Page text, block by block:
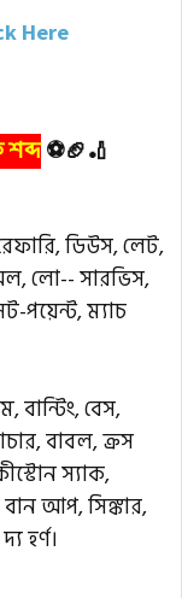
Here
শব্দ⚽🏈🏏
ডিউস, লেট,
লো-- সারভিস,
পয়েন্ট, ম্যাচ
বান্টিং, বেস,
বাবল, ক্রস
স্যাক,
বান আপ, সিঙ্কার,
হর্ণ।